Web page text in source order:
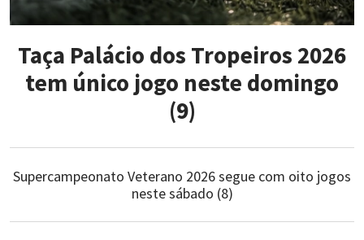
Taça Palácio dos Tropeiros 2026
tem único jogo neste domingo
(9)
Supercampeonato Veterano 2026 segue com oito jogos
neste sábado (8)